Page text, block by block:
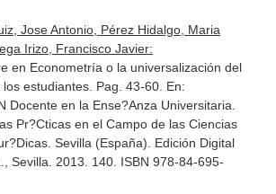
Jose Antonio, Pérez Hidalgo, Maria
Irizo, Francisco Javier:
en Econometría o la universalización del
estudiantes. Pag. 43-60. En:
Docente en la Ense?Anza Universitaria.
Pr?Cticas en el Campo de las Ciencias
. Sevilla (España). Edición Digital
Sevilla. 2013. 140. ISBN 978-84-695-